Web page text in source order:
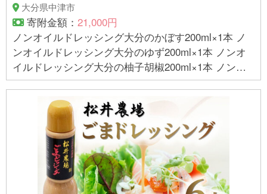
大分県中津市
寄附金額： 21,000円
ノンオイルドレッシング大分のかぼす200ml×1本 ノ
ンオイルドレッシング大分のゆず200ml×1本 ノンオ
イルドレッシング大分の柚子胡椒200ml×1本 ノンオ
イルドレッシング大分の大葉200ml×1本 ノンオイル
ドレッシング瀬戸内の檸檬200ml×1本 大分のバジル
ドレッシング200ml×1本 黒酢玉ねぎドレッシング200
ml×1本 バルサミコドレッシング200ml×1本 白ぶどう
ビネガードレッシング200ml×1本 ＜生産地＞大分県
中津市 ＜賞味期限＞製造から365日 ※直射日光を避け
常温で保存して下さい ※開栓後は冷蔵庫で保管して、
お早めにご使用ください